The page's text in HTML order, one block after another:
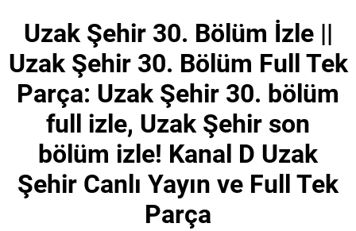
Uzak Şehir 30. Bölüm İzle ||
Uzak Şehir 30. Bölüm Full Tek
Parça: Uzak Şehir 30. bölüm
full izle, Uzak Şehir son
bölüm izle! Kanal D Uzak
Şehir Canlı Yayın ve Full Tek
Parça